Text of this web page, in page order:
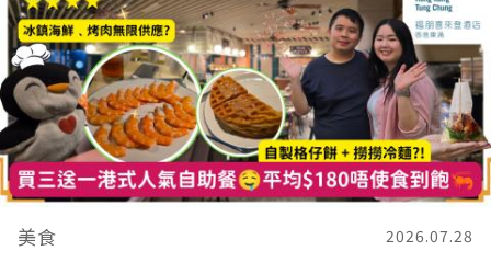
美食 2026.07.28